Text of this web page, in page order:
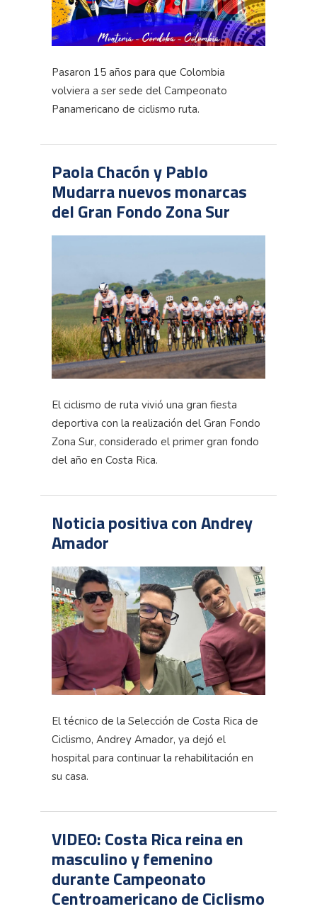
Pasaron 15 años para que Colombia
volviera a ser sede del Campeonato
Panamericano de ciclismo ruta.
Paola Chacón y Pablo
Mudarra nuevos monarcas
del Gran Fondo Zona Sur
El ciclismo de ruta vivió una gran fiesta
deportiva con la realización del Gran Fondo
Zona Sur, considerado el primer gran fondo
del año en Costa Rica.
Noticia positiva con Andrey
Amador
El técnico de la Selección de Costa Rica de
Ciclismo, Andrey Amador, ya dejó el
hospital para continuar la rehabilitación en
su casa.
VIDEO: Costa Rica reina en
masculino y femenino
durante Campeonato
Centroamericano de Ciclismo